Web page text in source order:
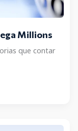
Millions
que contar